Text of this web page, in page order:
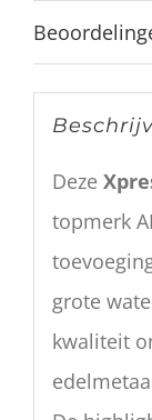
Deze
topmerk
grote
kwaliteit